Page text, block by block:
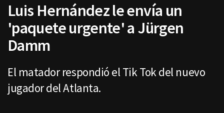
Luis Hernández le envía un
'paquete urgente' a Jürgen
Damm
El matador respondió el Tik Tok del nuevo
jugador del Atlanta.